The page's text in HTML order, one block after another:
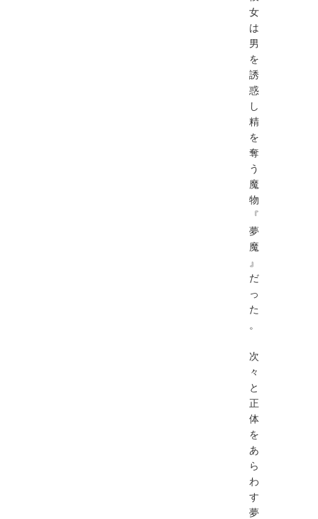
女
は
男
を
誘
惑
し
精
を
奪
う
魔
物
『
夢
魔
』
だ
っ
た
。
次
々
と
正
体
を
あ
ら
わ
す
夢